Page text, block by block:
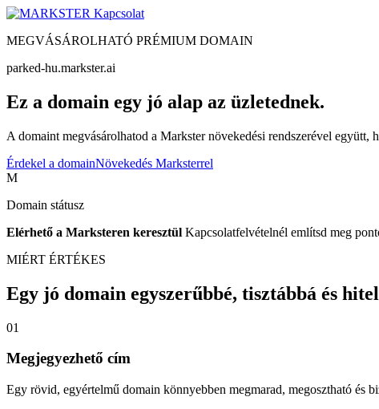
Kapcsolat
MEGVÁSÁROLHATÓ PRÉMIUM DOMAIN
parked-hu.markster.ai
Ez a domain egy jó alap az üzletednek.
A domaint megvásárolhatod a Markster növekedési rendszerével
Érdekel a domainNövekedés Marksterrel
M
Domain státusz
Elérhető a Marksteren keresztül Kapcsolatfelvételnél említsd meg
MIÉRT ÉRTÉKES
Egy jó domain egyszerűbbé, tisztábbá és
01
Megjegyezhető cím
Egy rövid, egyértelmű domain könnyebben megmarad, megosztható és